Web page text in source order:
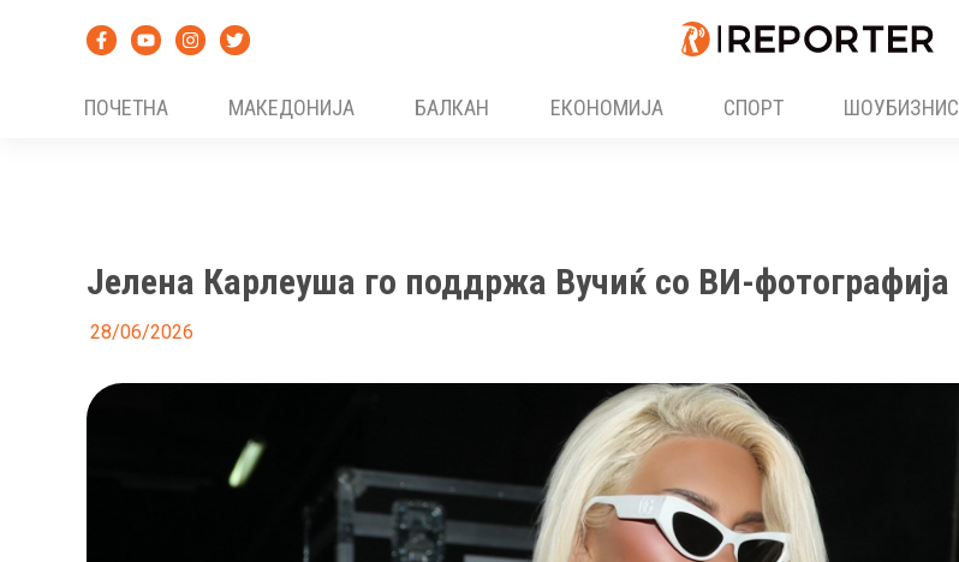
ПОЧЕТНА
МАКЕДОНИЈА БАЛКАН ЕКОНОМИЈА СПОРТ ШОУБИЗНИС
Јелена Карлеуша го поддржа Вучиќ со ВИ-фотографија
28/06/2026